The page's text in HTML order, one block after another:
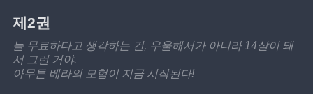
제2권
늘 무료하다고 생각하는 건, 우울해서가 아니라 14살이 돼
서 그런 거야.
아무튼 베라의 모험이 지금 시작된다!